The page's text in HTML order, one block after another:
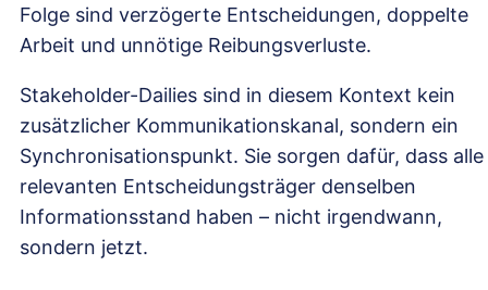
Folge sind verzögerte Entscheidungen, doppelte
Arbeit und unnötige Reibungsverluste.
Stakeholder-Dailies sind in diesem Kontext kein
zusätzlicher Kommunikationskanal, sondern ein
Synchronisationspunkt. Sie sorgen dafür, dass alle
relevanten Entscheidungsträger denselben
Informationsstand haben – nicht irgendwann,
sondern jetzt.